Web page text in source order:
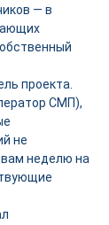
— в
проекта.
СМП),
не
неделю на